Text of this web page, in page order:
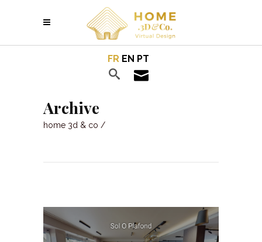
FR EN PT
Archive
home 3d & co /